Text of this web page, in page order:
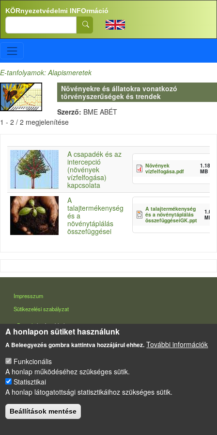
Ugrás a tartalomra
KÖRnyezetvédelmi INFOrmáció
Search
E-tanfolyamok: Alapismeretek
Növényekre és állatokra vonatkozó
törvényszerűségek és trendek
Szerző: BME ABÉT
1 - 2 / 2 megjelenítése
A csapadék és az
intercepció
(növények
vízfelfogása)
kapcsolata
Növények
vízfelfogása.pdf
1.18
MB
A
talajtermékenység
és a
növénytáplálás
összefüggései
A talajtermékenység
és a növénytáplálás
összefüggéseiGK.ppt
1.07
MB
LÁBLÉC
Impresszum
Sütikezelési szabályzat
Drupalalapú webhely
A honlapon sütiket használunk
A Beleegyezés gombra kattintva hozzájárul ehhez. További információk
Funkcionális
A honlap működéséhez szükséges sütik.
Statisztikai
A honlap látogatottsági statisztikáihoz szükséges sütik.
Beállítások mentése